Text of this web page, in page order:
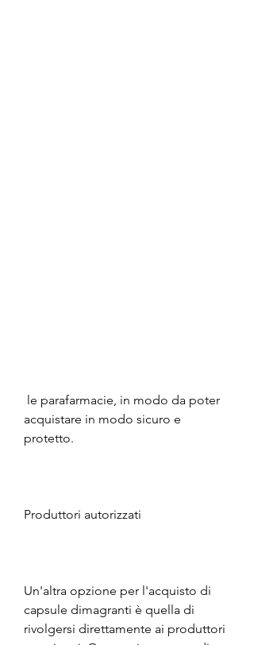
acquistare in modo sicuro e
protetto.
Produttori autorizzati
Un'altra opzione per l'acquisto di
capsule dimagranti è quella di
rivolgersi direttamente ai produttori